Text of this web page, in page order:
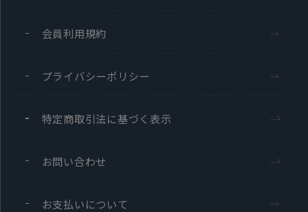
会員利用規約
プライバシーポリシー
特定商取引法に基づく表示
お問い合わせ
お支払いについて